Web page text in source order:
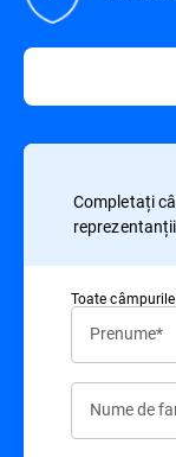
Completați
Toate
Prenume*
Nume de